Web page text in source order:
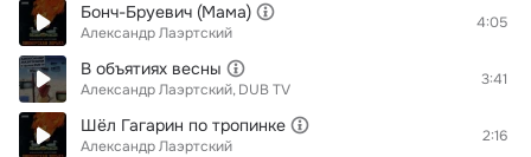
Бонч-Бруевич (Мама)
Александр Лаэртский
4:05
В объятиях весны
Александр Лаэртский DUB TV
3:41
Шёл Гагарин по тропинке
Александр Лаэртский
2:16